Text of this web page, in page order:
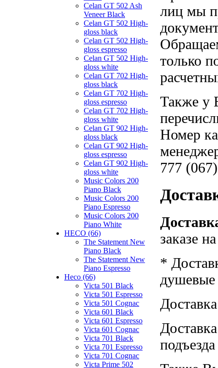
Celan GT 502 Ash
Veneer Black
Celan GT 502 High-
gloss black
Celan GT 502 High-
gloss espresso
Celan GT 502 High-
gloss white
Celan GT 702 High-
gloss black
Celan GT 702 High-
gloss espresso
Celan GT 702 High-
gloss white
Celan GT 902 High-
gloss black
Celan GT 902 High-
gloss espresso
Celan GT 902 High-
gloss white
Music Colors 200
Piano Black
Music Colors 200
Piano Espresso
Music Colors 200
Piano White
HECO (66)
The Statement New
Piano Black
The Statement New
Piano Espresso
Heco (66)
Victa 501 Black
Victa 501 Espresso
Victa 501 Cognac
Victa 601 Black
Victa 601 Espresso
Victa 601 Cognac
Victa 701 Black
Victa 701 Espresso
Victa 701 Cognac
Victa Prime 502
лиц мы
только
Также у
Номер
777
заказе
*
душевые